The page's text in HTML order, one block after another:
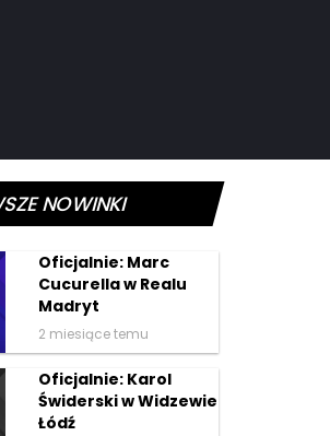
NOWINKI
Oficjalnie: Marc
Cucurella w Realu
Madryt
2 miesiące temu
Oficjalnie: Karol
Świderski w Widzewie
Łódź